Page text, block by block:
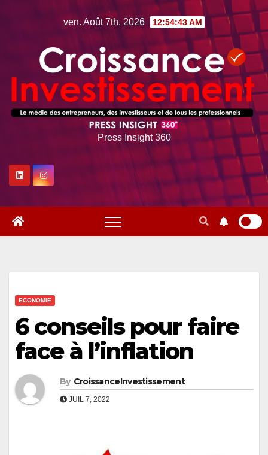
ven. Août 7th, 2026 12:54:44 AM
Press Insight 360
ECONOMIE
6 conseils pour faire
face à l’inflation
By CroissanceInvestissement
JUIL 7, 2022